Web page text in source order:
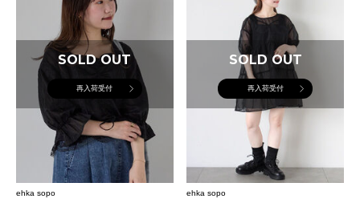
SOLD OUT
再入荷受付
ehka sopo
SOLD OUT
再入荷受付
ehka sopo